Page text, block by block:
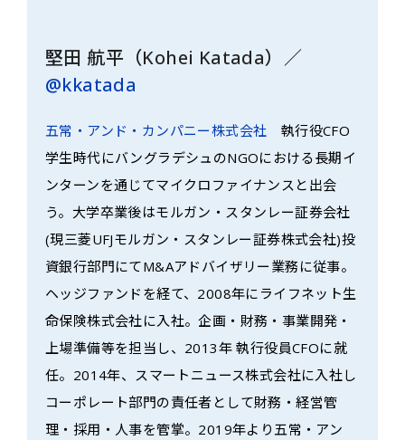
堅田 航平（Kohei Katada）／
@kkatada
五常・アンド・カンパニー株式会社 執行役CFO
学生時代にバングラデシュのNGOにおける長期イ
ンターンを通じてマイクロファイナンスと出会
う。大学卒業後はモルガン・スタンレー証券会社
(現三菱UFJモルガン・スタンレー証券株式会社)投
資銀行部門にてM&Aアドバイザリー業務に従事。
ヘッジファンドを経て、2008年にライフネット生
命保険株式会社に入社。企画・財務・事業開発・
上場準備等を担当し、2013年 執行役員CFOに就
任。2014年、スマートニュース株式会社に入社し
コーポレート部門の責任者として財務・経営管
理・採用・人事を管掌。2019年より五常・アン